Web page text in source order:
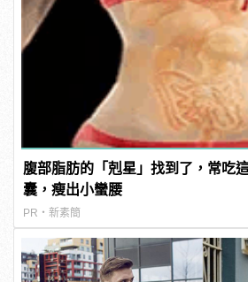
腹部脂肪的「剋星」找到了，常吃
囊，瘦出小蠻腰
PR・新素簡